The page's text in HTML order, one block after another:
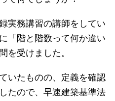
実務講習の講師をしてい
「階と階数って何か違い
を受けました。
いたものの、定義を確認
たので、早速建築基準法